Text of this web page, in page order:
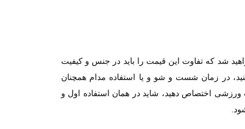
شد که تفاوت این قیمت را باید در جنس و کیفیت
در زمان شست و شو و یا استفاده مدام همچنان
اختصاص دهید، شاید در همان استفاده اول و